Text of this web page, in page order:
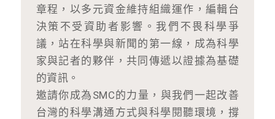
章程，以多元資金維持組織運作，編輯台
決策不受資助者影響。我們不畏科學爭
議，站在科學與新聞的第一線，成為科學
家與記者的夥伴，共同傳遞以證據為基礎
的資訊。
邀請你成為SMC的力量，與我們一起改善
台灣的科學溝通方式與科學閱聽環境，撐